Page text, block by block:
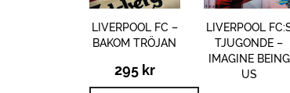
LIVERPOOL FC –
BAKOM TRÖJAN
295 kr
LIVERPOOL
TJUGONDE –
IMAGINE BEING
US